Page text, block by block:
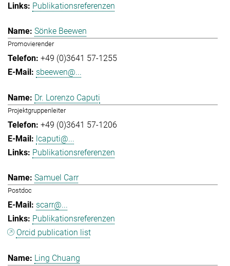
Publikationsreferenzen
Sönke Beewen
Promovierender
+49 (0)3641 57-1255
sbeewen@...
Dr. Lorenzo Caputi
Projektgruppenleiter
+49 (0)3641 57-1206
lcaputi@...
Publikationsreferenzen
Samuel Carr
Postdoc
scarr@...
Publikationsreferenzen
Orcid publication list
Ling Chuang